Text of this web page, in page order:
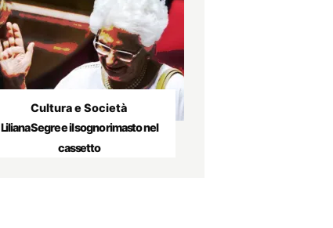
Cultura e Società
Liliana Segre e il sogno rimasto nel
cassetto